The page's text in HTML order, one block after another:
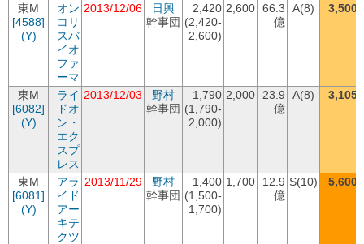
東M
[4588]
(Y)
オン
コリ
スバ
イオ
ファ
ーマ
2013/12/06
日興
幹事団
2,420
(2,420-
2,600)
2,600 66.3
億
A(8) 3,500
東M
[6082]
(Y)
ライ
ドオ
ン・
エク
スプ
レス
2013/12/03
野村
幹事団
1,790
(1,790-
2,000)
2,000
23.9
億
A(8) 3,105
東M
[6081]
(Y)
アラ
イド
アー
キテ
クツ
2013/11/29
野村
幹事団
1,400
(1,500-
1,700)
1,700
12.9
億
S(10) 5,600